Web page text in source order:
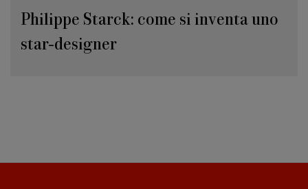
Philippe Starck: come si inventa uno
star-designer